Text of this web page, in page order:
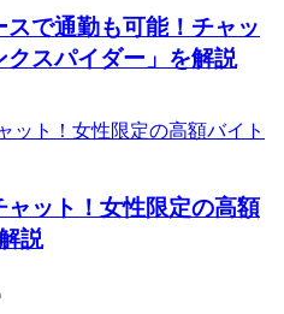
で通勤も可能！チャッ
クスパイダー」を解説
ャット！女性限定の高額
説